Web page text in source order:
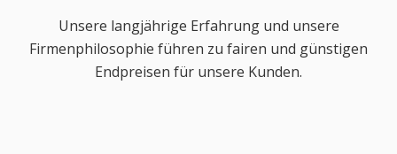
Unsere langjährige Erfahrung und unsere
Firmenphilosophie führen zu fairen und günstigen
Endpreisen für unsere Kunden.